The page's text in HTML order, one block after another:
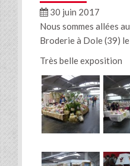
30 juin 2017
Nous sommes allées
Broderie à Dole (39)
Très belle exposition